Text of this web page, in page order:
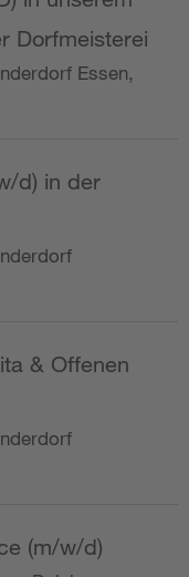
Dorfmeisterei
Essen,
d) in der
& Offenen
(m/w/d)